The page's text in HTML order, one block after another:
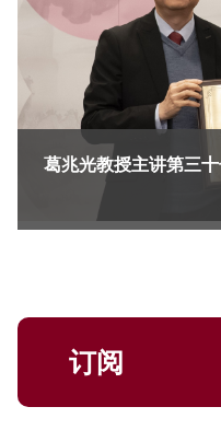
葛兆光教授主讲第三
订阅